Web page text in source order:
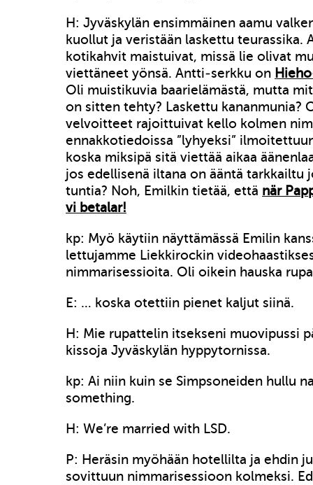
H: Jyväskylän ensimmäinen aamu
kuollut ja veristään laskettu teurassika.
kotikahvit maistuivat, missä lie olivat
viettäneet yönsä. Antti-serkku on
Oli muistikuvia baarielämästä, mutta
on sitten tehty? Laskettu kananmunia?
velvoitteet rajoittuivat kello kolmen
ennakkotiedoissa ”lyhyeksi”
koska miksipä sitä viettää aikaa
jos edellisenä iltana on ääntä tarkkailtu
tuntia? Noh, Emilkin tietää, että när
vi betalar!
kp: Myö käytiin näyttämässä Emilin
lettujamme Liekkirockin
nimmarisessioita. Oli oikein hauska
E: … koska otettiin pienet kaljut siinä.
H: Mie rupattelin itsekseni muovipussi
kissoja Jyväskylän hyppytornissa.
kp: Ai niin kuin se Simpsoneiden hullu
something.
H: We’re married with LSD.
P: Heräsin myöhään hotellilta ja ehdin
sovittuun nimmarisessioon kolmeksi.